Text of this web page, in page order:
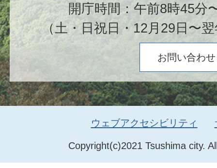
開庁時間：午前8時45分
（土・日祝日・12月29日〜
お問い合わせ
Copyright(c)2021 Tsushima city.
ウェブアクセシビリティ